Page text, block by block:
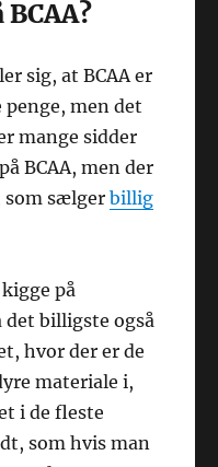
sig, at BCAA er
men det
mange sidder
BCAA, men der
som sælgerbillig
på
billigste også
hvor der er de
materiale i,
i de fleste
som hvis man